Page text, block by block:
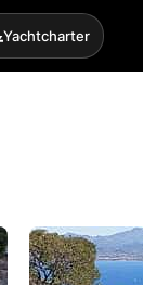
Yachtcharter